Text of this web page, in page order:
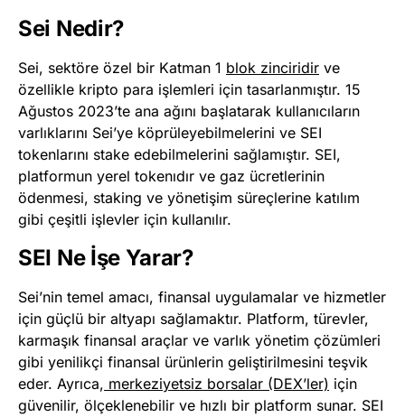
Sei Nedir?
Sei, sektöre özel bir Katman 1 blok zinciridir ve
özellikle kripto para işlemleri için tasarlanmıştır. 15
Ağustos 2023’te ana ağını başlatarak kullanıcıların
varlıklarını Sei’ye köprüleyebilmelerini ve SEI
tokenlarını stake edebilmelerini sağlamıştır. SEI,
platformun yerel tokenıdır ve gaz ücretlerinin
ödenmesi, staking ve yönetişim süreçlerine katılım
gibi çeşitli işlevler için kullanılır.
SEI Ne İşe Yarar?
Sei’nin temel amacı, finansal uygulamalar ve hizmetler
için güçlü bir altyapı sağlamaktır. Platform, türevler,
karmaşık finansal araçlar ve varlık yönetim çözümleri
gibi yenilikçi finansal ürünlerin geliştirilmesini teşvik
eder. Ayrıca, merkeziyetsiz borsalar (DEX’ler) için
güvenilir, ölçeklenebilir ve hızlı bir platform sunar. SEI